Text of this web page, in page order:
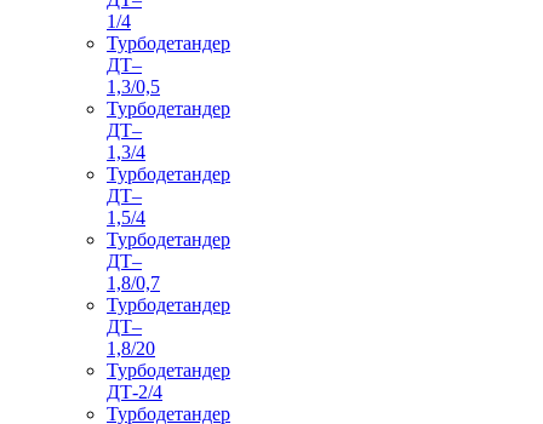
1/4
Турбодетандер
ДТ–
1,3/0,5
Турбодетандер
ДТ–
1,3/4
Турбодетандер
ДТ–
1,5/4
Турбодетандер
ДТ–
1,8/0,7
Турбодетандер
ДТ–
1,8/20
Турбодетандер
ДТ-2/4
Турбодетандер